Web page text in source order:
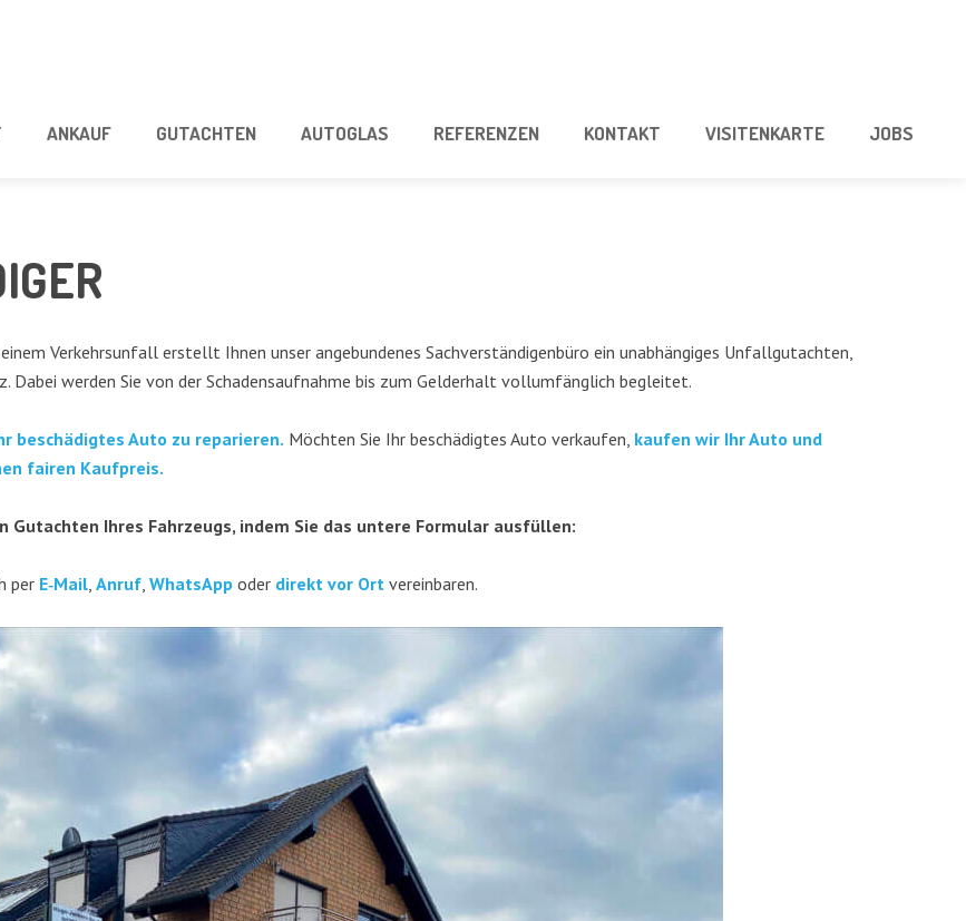
ANKAUF GUT­ACH­TEN AUTO­GLAS REFE­REN­ZEN KON­TAKT VISI­TEN­KAR­TE JOBS
Ver­kehrs­un­fall erstellt Ihnen unser ange­bun­de­nes Sach­ver­stän­di­gen­bü­ro ein unab­hän­gi­ges Unfall­gut­ach­ten,
Dabei wer­den Sie von der Scha­dens­auf­nah­me bis zum Geld­erhalt voll­um­fäng­lich begleitet.
beschä­dig­tes Auto zu repa­rie­ren. Möch­ten Sie Ihr beschä­dig­tes Auto ver­kau­fen, kau­fen wir Ihr Auto und
fai­ren Kaufpreis.
Gut­ach­ten Ihres Fahr­zeugs, indem Sie das unte­re For­mu­lar ausfüllen:
per E‑Mail, Anruf, Whats­App oder direkt vor Ort vereinbaren.